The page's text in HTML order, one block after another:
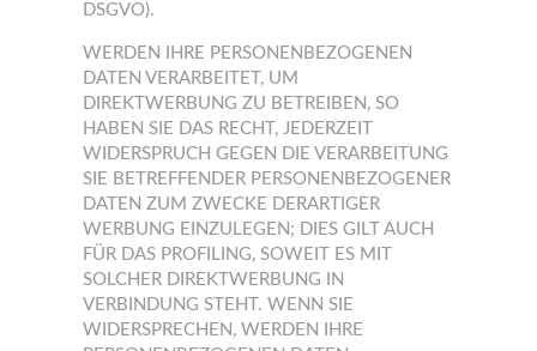
DSGVO).
WERDEN IHRE PERSONENBEZOGENEN
DATEN VERARBEITET, UM
DIREKTWERBUNG ZU BETREIBEN, SO
HABEN SIE DAS RECHT, JEDERZEIT
WIDERSPRUCH GEGEN DIE VERARBEITUNG
SIE BETREFFENDER PERSONENBEZOGENER
DATEN ZUM ZWECKE DERARTIGER
WERBUNG EINZULEGEN; DIES GILT AUCH
FÜR DAS PROFILING, SOWEIT ES MIT
SOLCHER DIREKTWERBUNG IN
VERBINDUNG STEHT. WENN SIE
WIDERSPRECHEN, WERDEN IHRE